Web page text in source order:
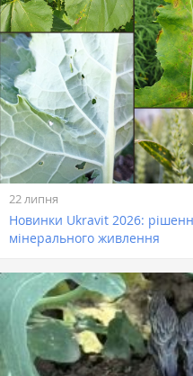
22 липня
Новинки Ukravit 2026:
мінерального живлення